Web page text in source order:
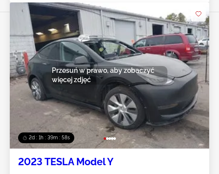
2d : 1h : 39m : 55s
Przesuń w prawo, aby zobaczyć
więcej zdjęć
2023 TESLA Model Y